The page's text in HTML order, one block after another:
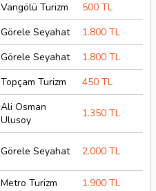
Vangölü Turizm
500 TL
Görele Seyahat
1.800 TL
Görele Seyahat
1.800 TL
Topçam Turizm 450 TL
Ali Osman
Ulusoy
1.350 TL
Görele Seyahat 2.000 TL
Metro Turizm
1.900 TL